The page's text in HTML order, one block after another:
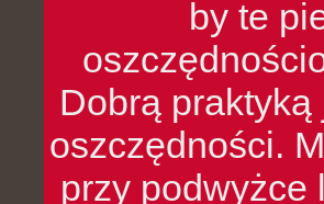
by te
Dobrą
oszczędności.
przy podwyżce